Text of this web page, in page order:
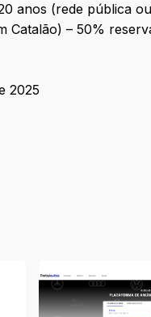
anos (rede pública
Catalão) – 50%
2025